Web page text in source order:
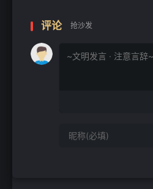
评论 抢沙发